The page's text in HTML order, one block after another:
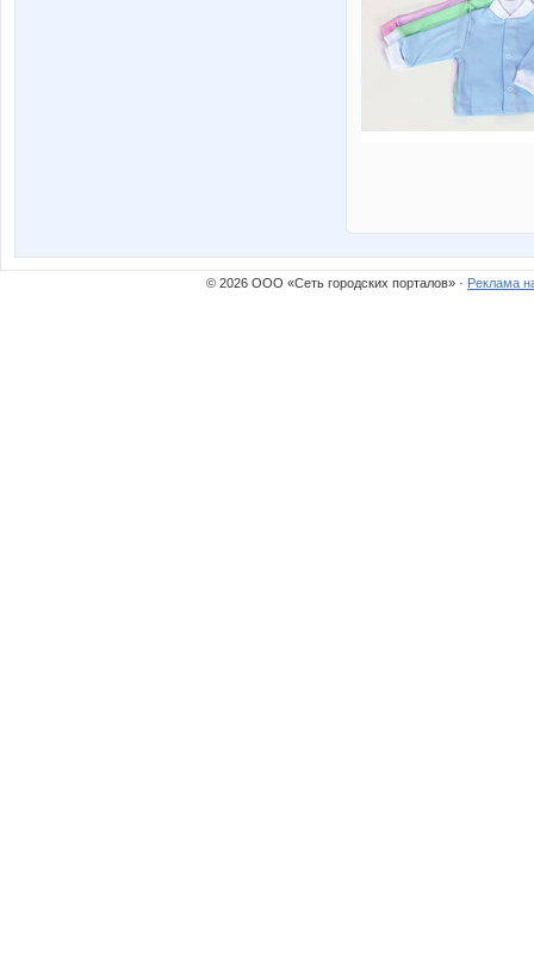
© 2026 ООО «Сеть городских порталов» · Реклама